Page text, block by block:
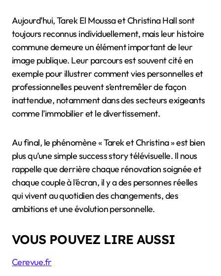
Aujourd’hui, Tarek El Moussa et Christina Hall sont
toujours reconnus individuellement, mais leur histoire
commune demeure un élément important de leur
image publique. Leur parcours est souvent cité en
exemple pour illustrer comment vies personnelles et
professionnelles peuvent s’entremêler de façon
inattendue, notamment dans des secteurs exigeants
comme l’immobilier et le divertissement.
Au final, le phénomène « Tarek et Christina » est bien
plus qu’une simple success story télévisuelle. Il nous
rappelle que derrière chaque rénovation soignée et
chaque couple à l’écran, il y a des personnes réelles
qui vivent au quotidien des changements, des
ambitions et une évolution personnelle.
VOUS POUVEZ LIRE AUSSI
Cerevue.fr